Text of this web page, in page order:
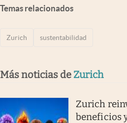
Temas relacionados
Zurich sustentabilidad
Más noticias deZurich
Zurich
beneficios